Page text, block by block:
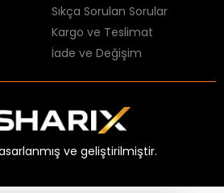
Sıkça Sorulan Sorular
Kargo ve Teslimat
İade ve Değişim
ve geliştirilmiştir.